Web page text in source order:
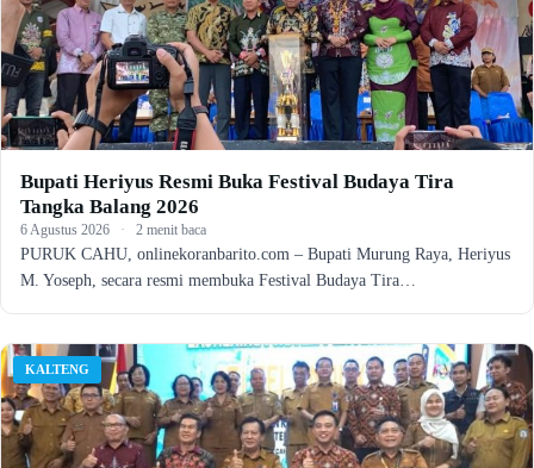
Bupati Heriyus Resmi Buka Festival Budaya Tira
Tangka Balang 2026
6 Agustus 2026 · 2 menit baca
PURUK CAHU, onlinekoranbarito.com – Bupati Murung Raya, Heriyus
M. Yoseph, secara resmi membuka Festival Budaya Tira…
KALTENG